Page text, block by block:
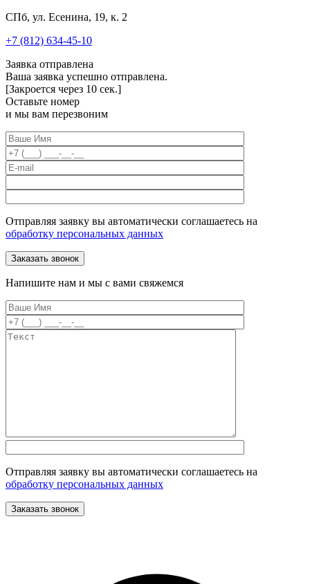
СПб, ул. Есенина, 19, к. 2
+7 (812) 634-45-10
Заявка отправлена
Ваша заявка успешно отправлена.
[Закроется через 10 сек.]
Оставьте номер
и мы вам перезвоним
Отправляя заявку вы автоматически соглашаетесь на
обработку персональных данных
Напишите нам и мы с вами свяжемся
Отправляя заявку вы автоматически соглашаетесь на
обработку персональных данных